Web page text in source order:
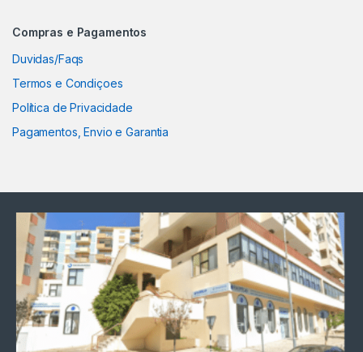
Compras e Pagamentos
Duvidas/Faqs
Termos e Condiçoes
Política de Privacidade
Pagamentos, Envio e Garantia